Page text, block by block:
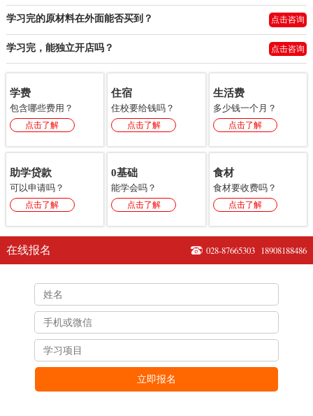
学习完的原材料在外面能否买到？ 点击咨询
学习完，能独立开店吗？ 点击咨询
学费
包含哪些费用？
点击了解
住宿
住校要给钱吗？
点击了解
生活费
多少钱一个月？
点击了解
助学贷款
可以申请吗？
点击了解
0基础
能学会吗？
点击了解
食材
食材要收费吗？
点击了解
在线报名 028-87665303 18908188486
立即报名